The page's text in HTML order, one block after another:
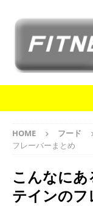
HOME フード
フレーバーまとめ
こんなにあ
テインの